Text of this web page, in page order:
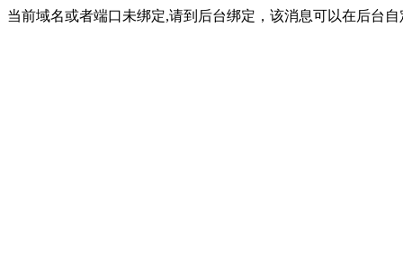
当前域名或者端口未绑定,请到后台绑定，该消息可以在后台自